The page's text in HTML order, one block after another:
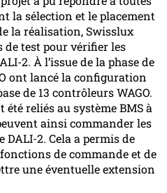
la sélection et le placement
la réalisation, Swisslux
test pour vérifier les
2. À l’issue de la phase de
ont lancé la configuration
de 13 contrôleurs WAGO.
reliés au système BMS à
ainsi commander les
DALI-2. Cela a permis de
de commande et de
une éventuelle extension